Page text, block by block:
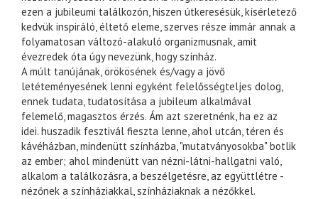
ezen a jubileumi találkozón, hiszen útkeresésük, kísérletező
kedvük inspiráló, éltető eleme, szerves része immár annak a
folyamatosan változó-alakuló organizmusnak, amit
évezredek óta úgy nevezünk, hogy színház.
A múlt tanújának, örökösének és/vagy a jövő
letéteményesének lenni egyként felelősségteljes dolog,
ennek tudata, tudatosítása a jubileum alkalmával
felemelő, magasztos érzés. Ám azt szeretnénk, ha ez az
idei. huszadik fesztivál fieszta lenne, ahol utcán, téren és
kávéházban, mindenütt színházba, "mutatványosokba" botlik
az ember; ahol mindenütt van nézni-látni-hallgatni való,
alkalom a találkozásra, a beszélgetésre, az együttlétre -
nézőnek a színháziakkal, színháziaknak a nézőkkel.